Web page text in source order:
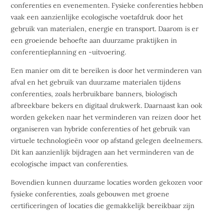
conferenties en evenementen. Fysieke conferenties hebben
vaak een aanzienlijke ecologische voetafdruk door het
gebruik van materialen, energie en transport. Daarom is er
een groeiende behoefte aan duurzame praktijken in
conferentieplanning en -uitvoering.
Een manier om dit te bereiken is door het verminderen van
afval en het gebruik van duurzame materialen tijdens
conferenties, zoals herbruikbare banners, biologisch
afbreekbare bekers en digitaal drukwerk. Daarnaast kan ook
worden gekeken naar het verminderen van reizen door het
organiseren van hybride conferenties of het gebruik van
virtuele technologieën voor op afstand gelegen deelnemers.
Dit kan aanzienlijk bijdragen aan het verminderen van de
ecologische impact van conferenties.
Bovendien kunnen duurzame locaties worden gekozen voor
fysieke conferenties, zoals gebouwen met groene
certificeringen of locaties die gemakkelijk bereikbaar zijn